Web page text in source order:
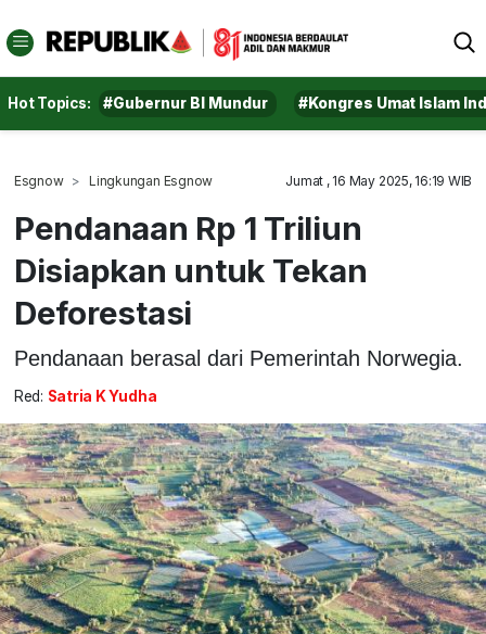
Hot Topics: #Gubernur BI Mundur #Kongres Umat Islam
Esgnow Lingkungan Esgnow Jumat , 16 May 2025, 16:19 WIB
Pendanaan Rp 1 Triliun
Disiapkan untuk Tekan
Deforestasi
Pendanaan berasal dari Pemerintah Norwegia.
Red: Satria K Yudha